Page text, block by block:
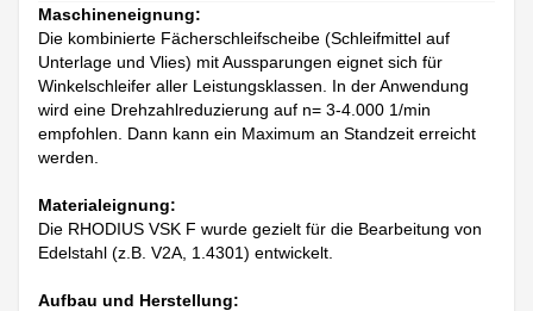
Maschineneignung:
Die kombinierte Fächerschleifscheibe (Schleifmittel auf
Unterlage und Vlies) mit Aussparungen eignet sich für
Winkelschleifer aller Leistungsklassen. In der Anwendung
wird eine Drehzahlreduzierung auf n= 3-4.000 1/min
empfohlen. Dann kann ein Maximum an Standzeit erreicht
werden.
Materialeignung:
Die RHODIUS VSK F wurde gezielt für die Bearbeitung von
Edelstahl (z.B. V2A, 1.4301) entwickelt.
Aufbau und Herstellung: